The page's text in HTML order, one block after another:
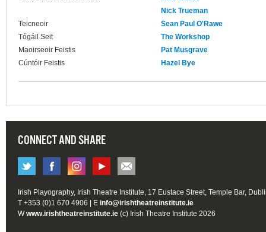
Nick Trueman
Teicneoir
Sean Paul O'Rawe
Tógáil Seit
The Workshop
Maoirseoir Feistis
Pat Musgrave
Cúntóir Feistis
Hazel Bye
CONNECT AND SHARE
Irish Playography, Irish Theatre Institute, 17 Eustace Street, Temple Bar,
T +353 (0)1 670 4906 | E info@irishtheatreinstitute.ie
Wwww.irishtheatreinstitute.ie (c) Irish Theatre Institute 2026